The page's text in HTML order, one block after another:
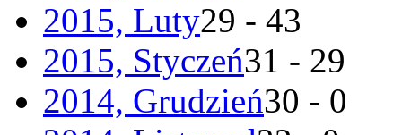
2015, Luty29 - 43
2015, Styczeń31 - 29
2014, Grudzień30 - 0